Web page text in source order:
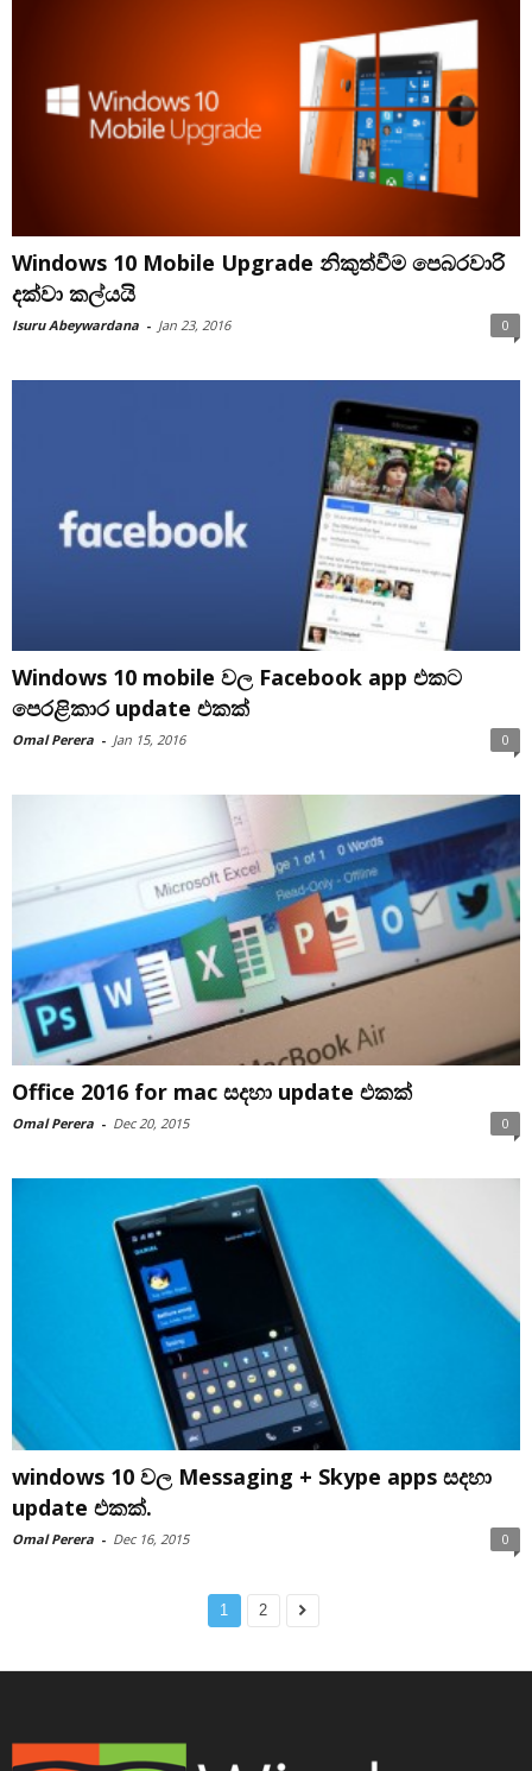
Windows 10 Mobile Upgrade නිකුත්වීම පෙබරවාරි
දක්වා කල්යයි
Isuru Abeywardana - Jan 23, 2016 0
Windows 10 mobile වල Facebook app එකට
පෙරළිකාර update එකක්
Omal Perera - Jan 15, 2016 0
Office 2016 for mac සදහා update එකක්
Omal Perera - Dec 20, 2015 0
windows 10 වල Messaging + Skype apps සදහා
update එකක්.
Omal Perera - Dec 16, 2015 0
1 2